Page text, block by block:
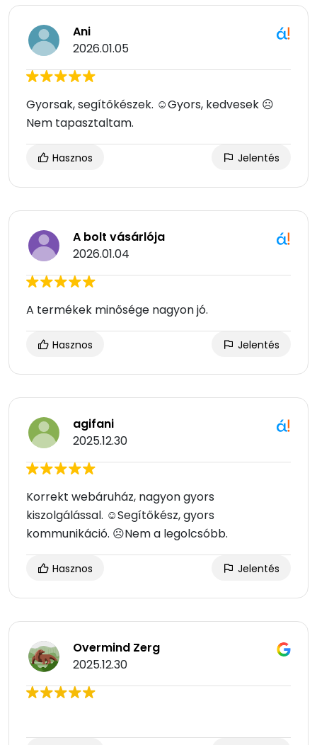
Ani
2026.01.05
Gyorsak, segítőkészek. ☺Gyors, kedvesek ☹
Nem tapasztaltam.
Hasznos Jelentés
A bolt vásárlója
2026.01.04
A termékek minősége nagyon jó.
Hasznos Jelentés
agifani
2025.12.30
Korrekt webáruház, nagyon gyors
kiszolgálással. ☺Segítőkész, gyors
kommunikáció. ☹Nem a legolcsóbb.
Hasznos Jelentés
Overmind Zerg
2025.12.30